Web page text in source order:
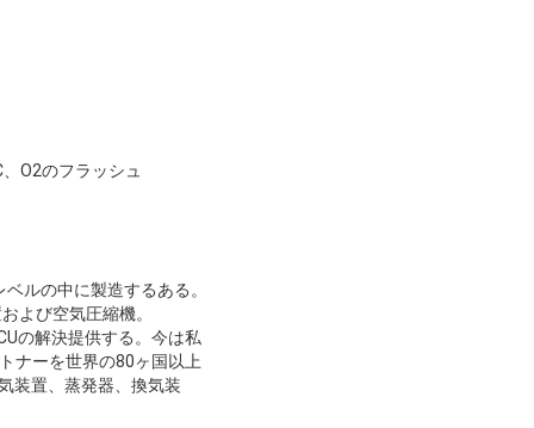
O2のフラッシュ
ルの中に製造するある。
よび空気圧縮機。
の解決提供する。今は私
ナーを世界の80ヶ国以上
装置、蒸発器、換気装